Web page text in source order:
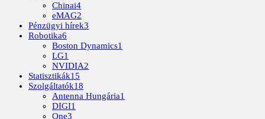
Chinai4
eMAG2
Pénzügyi hírek3
Robotika6
Boston Dynamics1
LG1
NVIDIA2
Statisztikák15
Szolgáltatók18
Antenna Hungária1
DIGI1
One3